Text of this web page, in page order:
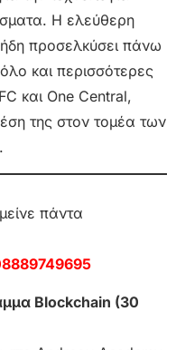
Η ελεύθερη
προσελκύσει πάνω
και περισσότερες
και One Central,
της στον τομέα των
πάντα
Blockchain (30